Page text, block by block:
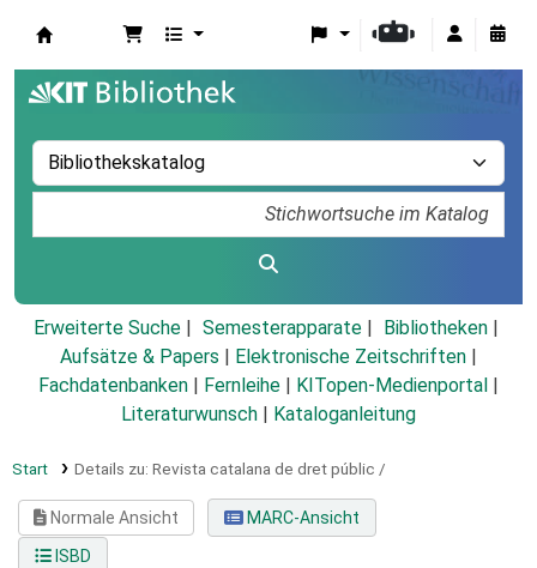
Erweiterte Suche Semesterapparate
Bibliotheken
Aufsätze & Papers
Elektronische Zeitschriften
Fachdatenbanken
Fernleihe KITopen-Medienportal
Literaturwunsch
Kataloganleitung
Start Details zu: Revista catalana de dret públic /
Normale Ansicht
MARC-Ansicht
ISBD